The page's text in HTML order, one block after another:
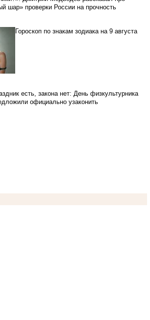
шар» проверки России на прочность
Гороскоп по знакам зодиака на 9 августа
есть, закона нет: День физкультурника
официально узаконить